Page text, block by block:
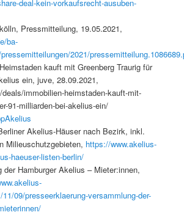
deal-kein-vorkaufsrecht-ausuben-
Pressmitteilung, 19.05.2021,
ba-
2021/
kauft mit Greenberg Traurig für
ein, juve, 28.09.2021,
immobilien-heimstaden-kauft-mit-
91-milliarden-bei-akelius-ein/
Akelius-Häuser nach Bezirk, inkl.
Milieuschutzgebieten, https://www.akelius-
haeuser-listen-berlin/
Hamburger Akelius – Mieter:innen,
09/presseerklaerung-versammlung-der-